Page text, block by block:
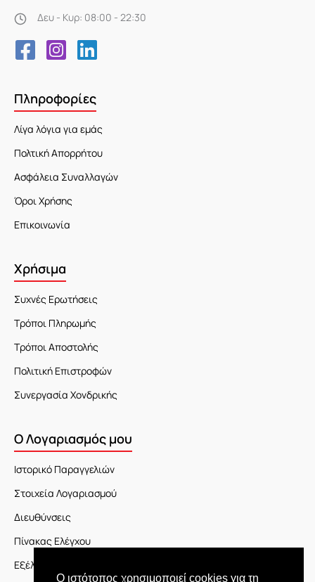
Ο ιστότοπος χρησιμοποιεί cookies για τη
Δευ - Κυρ: 08:00 - 22:30
Πληροφορίες
Λίγα λόγια για εμάς
Πολτική Απορρήτου
Ασφάλεια Συναλλαγών
Όροι Χρήσης
Επικοινωνία
Χρήσιμα
Συχνές Ερωτήσεις
Τρόποι Πληρωμής
Τρόποι Αποστολής
Πολιτική Επιστροφών
Συνεργασία Χονδρικής
Ο Λογαριασμός μου
Ιστορικό Παραγγελιών
Στοιχεία Λογαριασμού
Διευθύνσεις
Πίνακας Ελέγχου
Εξέλιξη Παραγγελίας